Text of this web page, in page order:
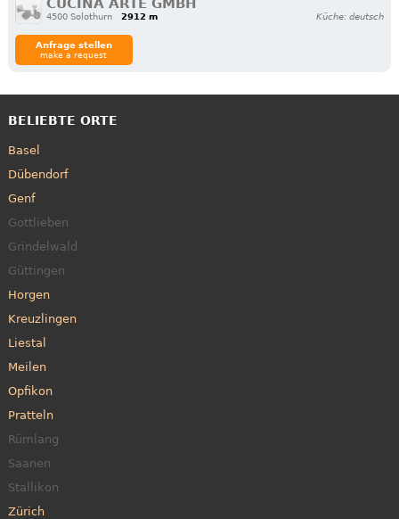
CUCINA ARTE GMBH
4500 Solothurn 2912 m Küche: deutsch
Anfrage stellen
make a request
BELIEBTE ORTE
Basel
Dübendorf
Genf
Gottlieben
Grindelwald
Güttingen
Horgen
Kreuzlingen
Liestal
Meilen
Opfikon
Pratteln
Rümlang
Saanen
Stallikon
Zürich